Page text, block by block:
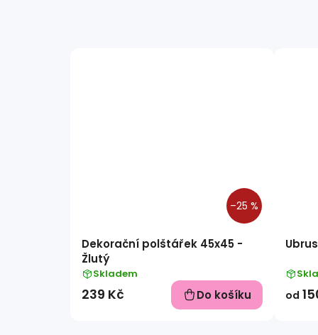
–25 %
Dekorační polštářek 45x45 -
Žlutý
Skladem
239 Kč Do košíku od